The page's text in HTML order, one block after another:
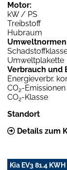
Motor:
kW / PS
Treibstoff
Hubraum
Umweltplakette
Verbrauch und
Energieverbr.
CO2-
CO2-Klasse
Standort
Details zum
Kia EV3 81.4